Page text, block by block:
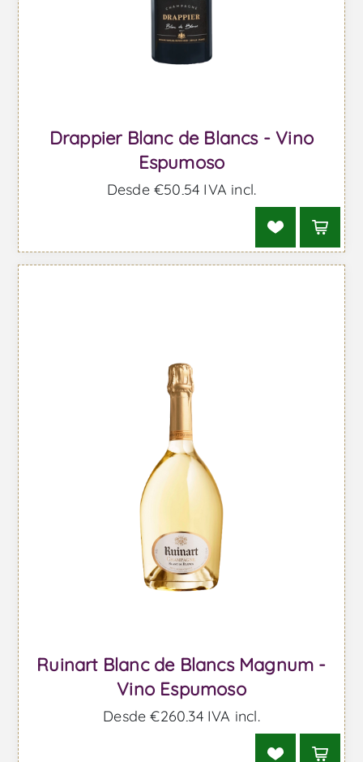
Drappier Blanc de Blancs - Vino
Espumoso
Desde €50,54 IVA incl.
Ruinart Blanc de Blancs Magnum -
Vino Espumoso
Desde €260,34 IVA incl.